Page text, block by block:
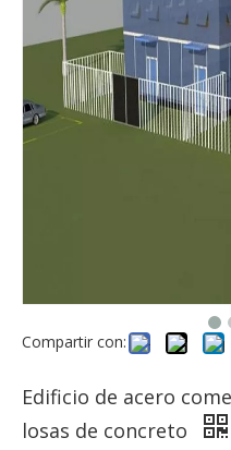
Compartir con:
Edificio de acero
losas de concreto